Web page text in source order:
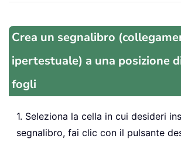
Crea un segnalibro
ipertestuale) a una posizione
fogli
1. Seleziona la cella in cui desideri
segnalibro, fai clic con il pulsante